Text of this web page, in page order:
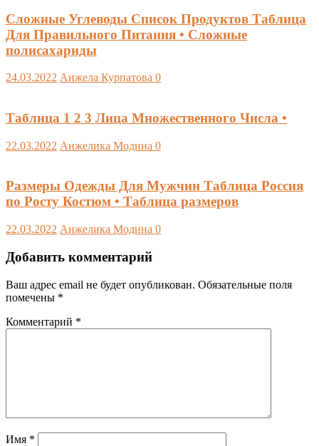
Сложные Углеводы Список Продуктов Таблица
Для Правильного Питания • Сложные
полисахариды
24.03.2022 Анжела Курпатова 0
Таблица 1 2 3 Лица Множественного Числа •
22.03.2022 Анжелика Модина 0
Размеры Одежды Для Мужчин Таблица Россия
по Росту Костюм • Таблица размеров
22.03.2022 Анжелика Модина 0
Добавить комментарий
Ваш адрес email не будет опубликован. Обязательные поля
помечены *
Комментарий *
Имя *